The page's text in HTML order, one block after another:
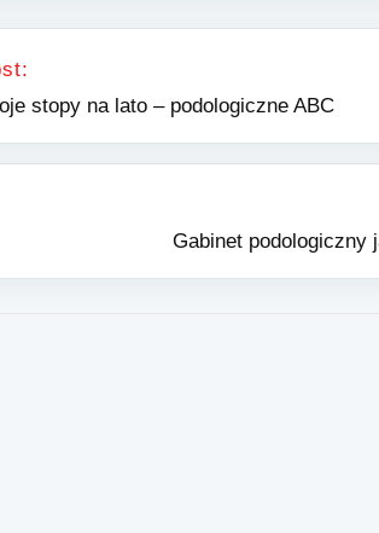
wpisu
stopy na lato – podologiczne ABC
Gabinet podologiczny